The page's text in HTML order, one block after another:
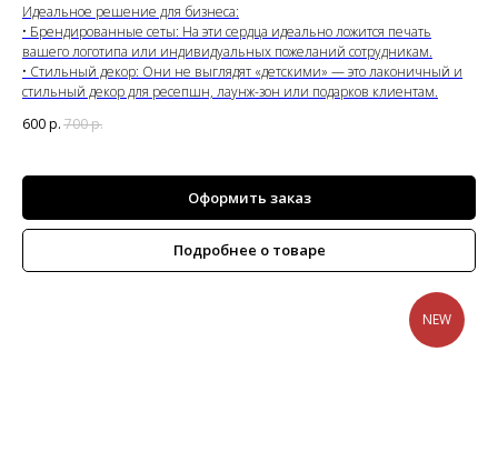
Идеальное решение для бизнеса:
• Брендированные сеты: На эти сердца идеально ложится печать
вашего логотипа или индивидуальных пожеланий сотрудникам.
• Стильный декор: Они не выглядят «детскими» — это лаконичный и
стильный декор для ресепшн, лаунж-зон или подарков клиентам.
600р. 700р.
Оформить заказ
Подробнее о товаре
NEW